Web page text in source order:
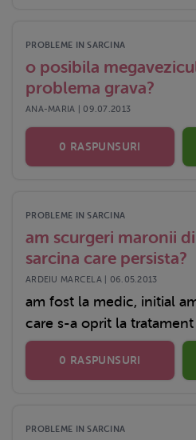
PROBLEME IN SARCINA
o posibila
problema grava?
ANA-MARIA | 09.07.2013
0 RASPUNSURI
PROBLEME IN SARCINA
am scurgeri maronii
sarcina care persista?
ARDEIU MARCELA | 06.05.2013
am fost la medic, initial
care s-a oprit la tratament
0 RASPUNSURI
PROBLEME IN SARCINA